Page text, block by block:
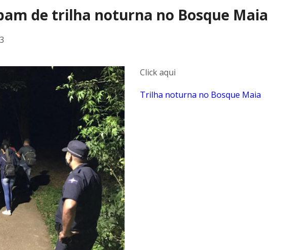
de trilha noturna no Bosque Maia
Click aqui
Trilha noturna no Bosque Maia